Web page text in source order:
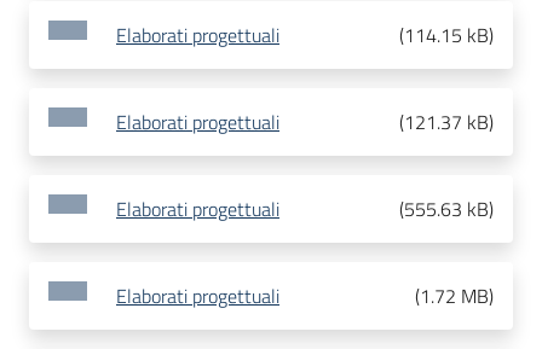
Elaborati progettuali (114.15 kB)
Elaborati progettuali (121.37 kB)
Elaborati progettuali (555.63 kB)
Elaborati progettuali (1.72 MB)